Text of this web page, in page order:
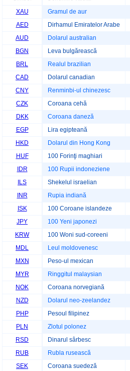
XAU Gramul de aur
AED
Dirhamul Emiratelor Arabe
AUD
Dolarul australian
BGN
Leva bulgărească
BRL
Realul brazilian
CAD
Dolarul canadian
CNY
Renminbi-ul chinezesc
CZK
Coroana cehă
DKK
Coroana daneză
EGP
Lira egipteană
HKD
Dolarul din Hong Kong
HUF
100 Forinţi maghiari
IDR
100 Rupii indoneziene
ILS
Shekelul israelian
INR
Rupia indiană
ISK
100 Coroane islandeze
JPY
100 Yeni japonezi
KRW
100 Woni sud-coreeni
MDL
Leul moldovenesc
MXN
Peso-ul mexican
MYR
Ringgitul malaysian
NOK
Coroana norvegiană
NZD
Dolarul neo-zeelandez
PHP
Pesoul filipinez
PLN
Zlotul polonez
RSD
Dinarul sârbesc
RUB
Rubla rusească
SEK
Coroana suedeză